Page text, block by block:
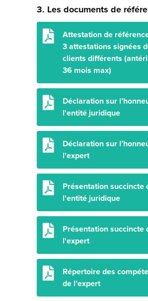
3. Les documents de
Attestation de
3 attestations signées
clients différents
36 mois max)
Déclaration sur
l'entité juridique
Déclaration sur
l'expert
Présentation succincte
l'entité juridique
Présentation succincte
l'expert
Répertoire des
de l’expert